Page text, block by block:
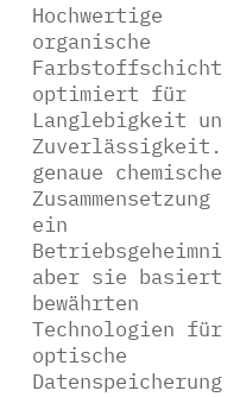
Hochwertige
organische
Farbstoffschicht,
optimiert für
Langlebigkeit und
Zuverlässigkeit.
genaue chemische
Zusammensetzung
ein
aber sie basiert
bewährten
Technologien für
optische
Datenspeicherung.